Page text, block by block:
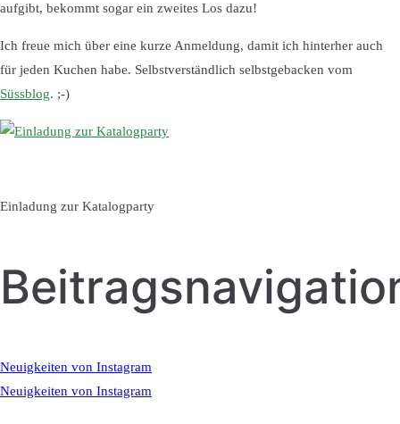
aufgibt, bekommt sogar ein zweites Los dazu!
Ich freue mich über eine kurze Anmeldung, damit ich hinterher auch
für jeden Kuchen habe. Selbstverständlich selbstgebacken vom
Süssblog. ;-)
Einladung zur Katalogparty
Neuigkeiten von Instagram
Neuigkeiten von Instagram